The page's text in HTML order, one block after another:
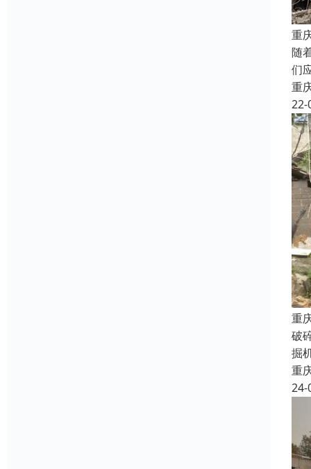
重
随
们
重
22-
重
破
掘
重
24-